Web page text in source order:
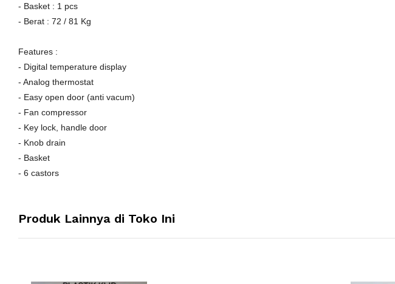
- Basket : 1 pcs
- Berat : 72 / 81 Kg
Features :
- Digital temperature display
- Analog thermostat
- Easy open door (anti vacum)
- Fan compressor
- Key lock, handle door
- Knob drain
- Basket
- 6 castors
Produk Lainnya di Toko Ini